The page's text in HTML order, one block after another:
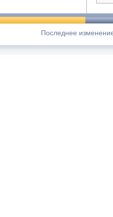
Последнее